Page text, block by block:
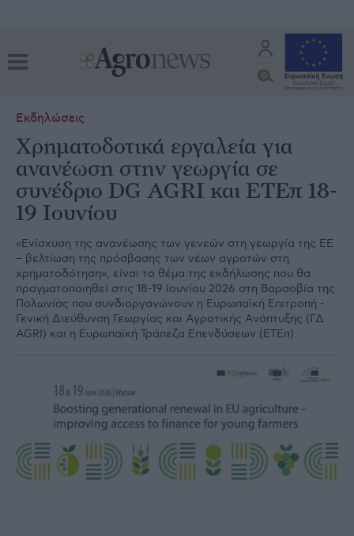
Εκδηλώσεις
Χρηματοδοτικά εργαλεία για
ανανέωση στην γεωργία σε
συνέδριο DG AGRI και ΕΤΕπ 18-
19 Ιουνίου
«Ενίσχυση της ανανέωσης των γενεών στη γεωργία της ΕΕ
– βελτίωση της πρόσβασης των νέων αγροτών στη
χρηματοδότηση», είναι το θέμα της εκδήλωσης που θα
πραγματοποιηθεί στις 18-19 Ιουνίου 2026 στη Βαρσοβία της
Πολωνίας που συνδιοργανώνουν η Ευρωπαϊκή Επιτροπή -
Γενική Διεύθυνση Γεωργίας και Αγροτικής Ανάπτυξης (ΓΔ
AGRI) και η Ευρωπαϊκή Τράπεζα Επενδύσεων (ΕΤΕπ).